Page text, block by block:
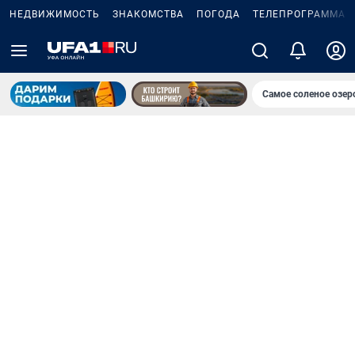
НЕДВИЖИМОСТЬ ЗНАКОМСТВА ПОГОДА ТЕЛЕПРОГРАММА
Самое соленое